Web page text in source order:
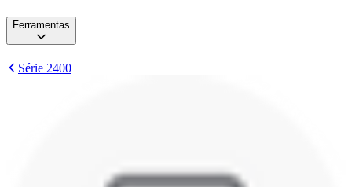
Ferramentas
Série 2400